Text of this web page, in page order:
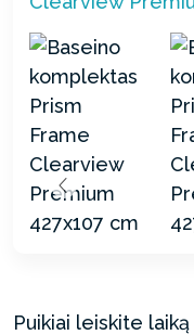
Puikiai leiskite